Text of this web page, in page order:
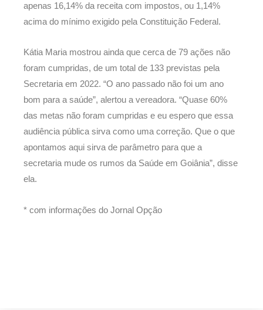
apenas 16,14% da receita com impostos, ou 1,14%
acima do mínimo exigido pela Constituição Federal.
Kátia Maria mostrou ainda que cerca de 79 ações não
foram cumpridas, de um total de 133 previstas pela
Secretaria em 2022. “O ano passado não foi um ano
bom para a saúde”, alertou a vereadora. “Quase 60%
das metas não foram cumpridas e eu espero que essa
audiência pública sirva como uma correção. Que o que
apontamos aqui sirva de parâmetro para que a
secretaria mude os rumos da Saúde em Goiânia”, disse
ela.
* com informações do Jornal Opção